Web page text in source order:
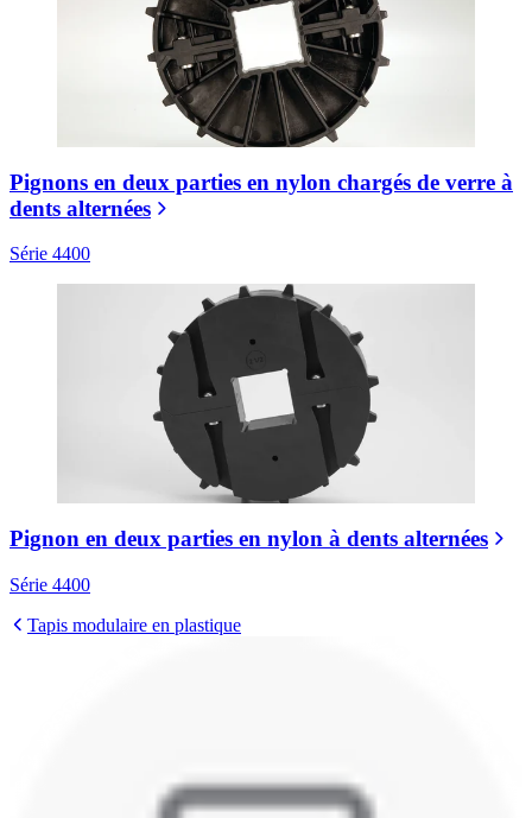
Pignons en deux parties en nylon chargés de verre à
dents alternées
Série 4400
Pignon en deux parties en nylon à dents alternées
Série 4400
Tapis modulaire en plastique